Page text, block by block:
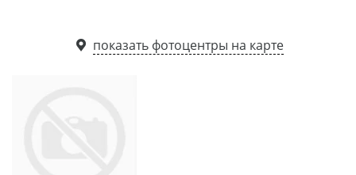
Фото на холсте без
Дибонд
Фотопостер
показать фотоцентры на карте